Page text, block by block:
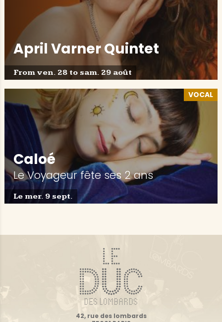
April Varner Quintet
From ven. 28 to sam. 29 août
VOCAL
Caloé
Le Voyageur fête ses 2 ans
Le mer. 9 sept.
42, rue des lombards